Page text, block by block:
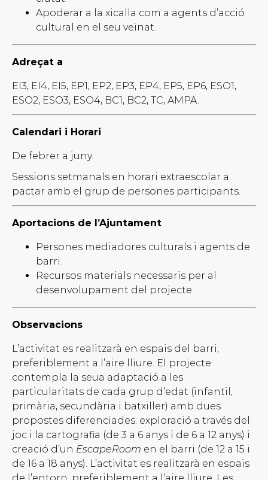
Apoderar a la xicalla com a agents d’acció
cultural en el seu veïnat.
Adreçat a
EI3, EI4, EI5, EP1, EP2, EP3, EP4, EP5, EP6, ESO1,
ESO2, ESO3, ESO4, BC1, BC2, TC, AMPA.
Calendari i Horari
De febrer a juny.
Sessions setmanals en horari extraescolar a
pactar amb el grup de persones participants.
Aportacions de l’Ajuntament
Persones mediadores culturals i agents de
barri.
Recursos materials necessaris per al
desenvolupament del projecte.
Observacions
L’activitat es realitzarà en espais del barri,
preferiblement a l’aire lliure. El projecte
contempla la seua adaptació a les
particularitats de cada grup d’edat (infantil,
primària, secundària i batxiller) amb dues
propostes diferenciades: exploració a través del
joc i la cartografia (de 3 a 6 anys i de 6 a 12 anys) i
creació d’un EscapeRoom en el barri (de 12 a 15 i
de 16 a 18 anys). L’activitat es realitzarà en espais
de l’entorn, preferiblement a l’aire lliure. Les